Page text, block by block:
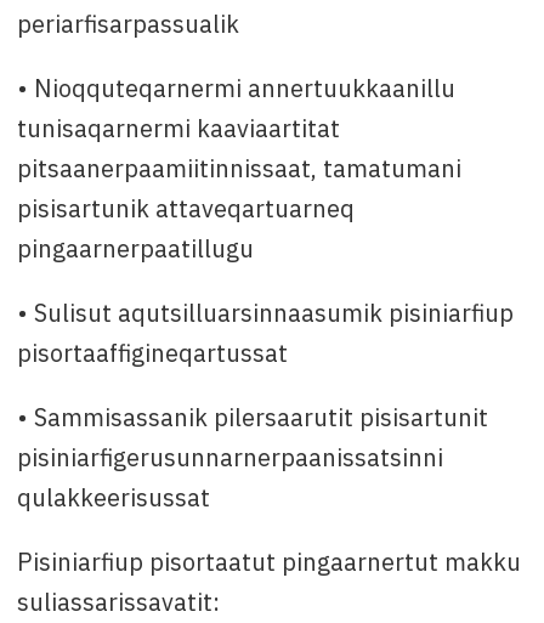
periarfisarpassualik
• Nioqquteqarnermi annertuukkaanillu
tunisaqarnermi kaaviaartitat
pitsaanerpaamiitinnissaat, tamatumani
pisisartunik attaveqartuarneq
pingaarnerpaatillugu
• Sulisut aqutsilluarsinnaasumik pisiniarfiup
pisortaaffigineqartussat
• Sammisassanik pilersaarutit pisisartunit
pisiniarfigerusunnarnerpaanissatsinni
qulakkeerisussat
Pisiniarfiup pisortaatut pingaarnertut makku
suliassarissavatit: